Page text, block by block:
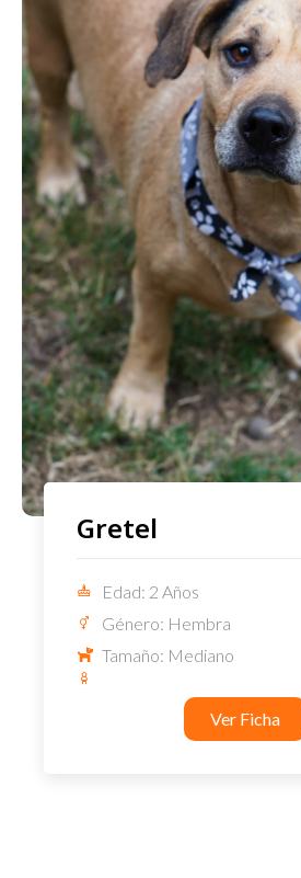
Gretel
Edad: 2 Años
Género: Hembra
Tamaño: Mediano
Ver Ficha